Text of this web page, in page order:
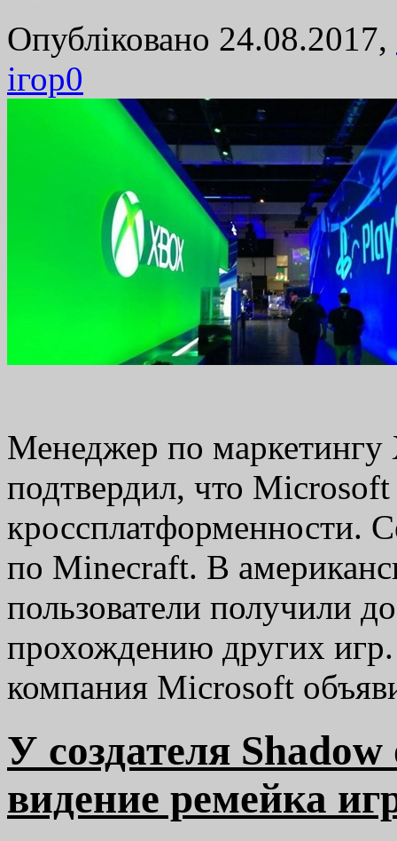
Опубліковано 24.08.2017,
ігор0
Менеджер по
подтвердил, что
кроссплатформенности.
по Minecraft. В
пользователи получили
прохождению других
компания Microsoft
У создателя Shadow
видение ремейка